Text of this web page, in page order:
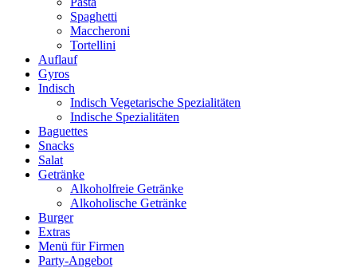
Spaghetti
Maccheroni
Tortellini
Auflauf
Gyros
Indisch
Indisch Vegetarische Spezialitäten
Indische Spezialitäten
Baguettes
Snacks
Salat
Getränke
Alkoholfreie Getränke
Alkoholische Getränke
Burger
Extras
Menü für Firmen
Party-Angebot